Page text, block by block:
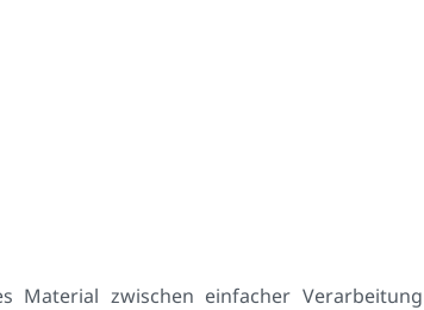
Material zwischen einfacher